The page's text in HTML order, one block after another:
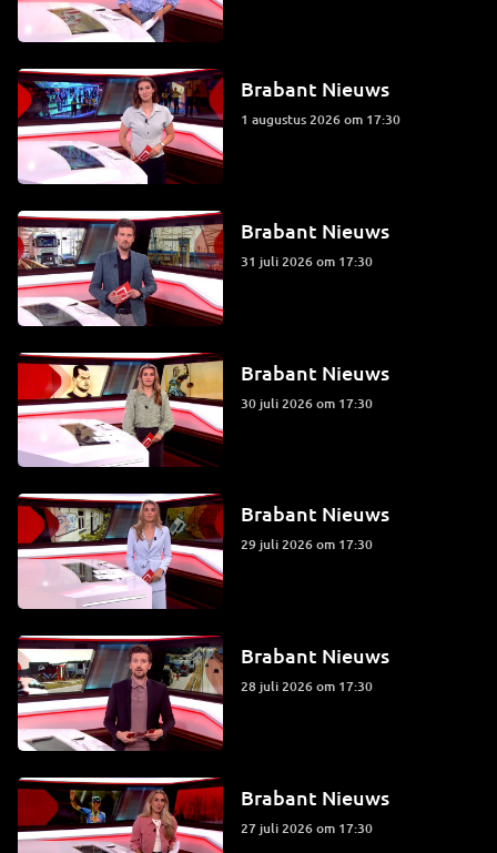
Brabant Nieuws
1 augustus 2026 om 17:30
Brabant Nieuws
31 juli 2026 om 17:30
Brabant Nieuws
30 juli 2026 om 17:30
Brabant Nieuws
29 juli 2026 om 17:30
Brabant Nieuws
28 juli 2026 om 17:30
Brabant Nieuws
27 juli 2026 om 17:30